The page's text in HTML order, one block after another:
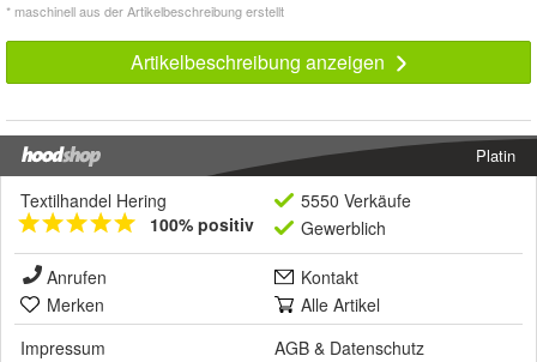
* maschinell aus der Artikelbeschreibung erstellt
Artikelbeschreibung anzeigen
Platin
Textilhandel Hering
100% positiv
5550 Verkäufe
Gewerblich
Anrufen
Kontakt
Merken
Alle Artikel
Impressum
AGB & Datenschutz